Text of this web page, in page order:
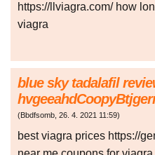
https://llviagra.com/ how
viagra
blue sky tadalafil
(Bbdfsomb, 26. 4. 2021 11:59)
best viagra prices https://